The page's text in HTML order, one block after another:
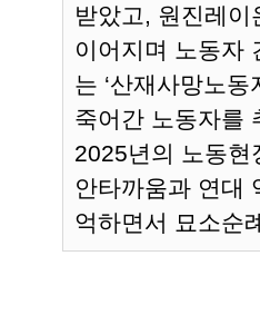
받았고, 원진레
이어지며 노동자
는 ‘산재사망노
죽어간 노동자를
2025년의 노동현
안타까움과 연대
억하면서 묘소순